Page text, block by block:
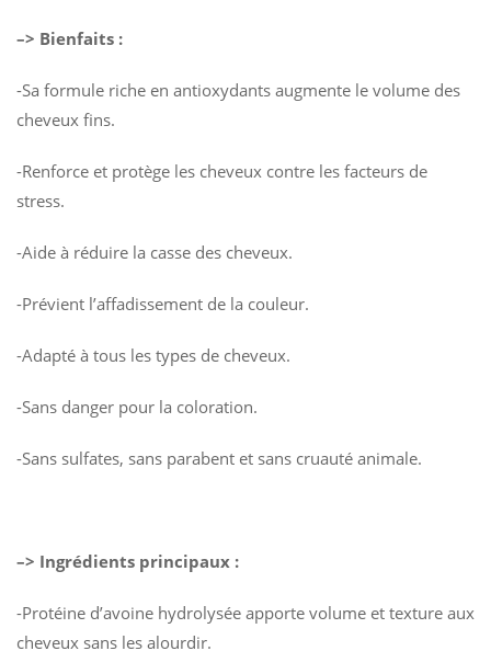
–> Bienfaits :
-Sa formule riche en antioxydants augmente le volume des
cheveux fins.
-Renforce et protège les cheveux contre les facteurs de
stress.
-Aide à réduire la casse des cheveux.
-Prévient l’affadissement de la couleur.
-Adapté à tous les types de cheveux.
-Sans danger pour la coloration.
-Sans sulfates, sans parabent et sans cruauté animale.
–> Ingrédients principaux :
-Protéine d’avoine hydrolysée apporte volume et texture aux
cheveux sans les alourdir.